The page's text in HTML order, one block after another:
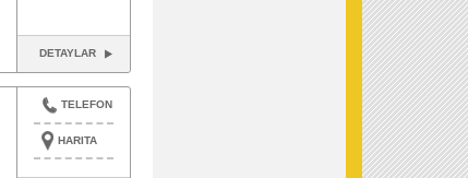
DETAYLAR
TELEFON
HARITA